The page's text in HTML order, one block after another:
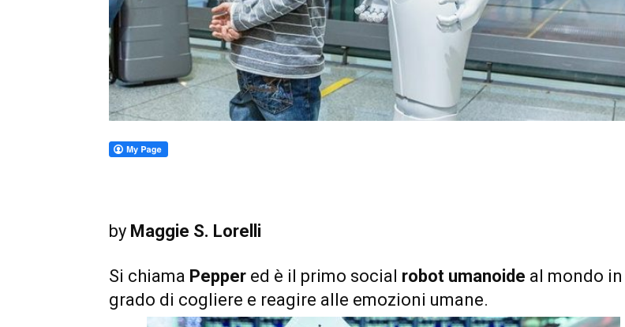
by Maggie S. Lorelli
Si chiama Pepper ed è il primo social robot umanoide al mondo in
grado di cogliere e reagire alle emozioni umane.